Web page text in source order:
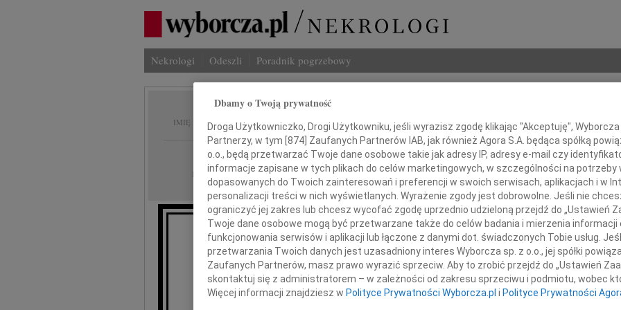
Nekrologi Odeszli Poradnik pogrzebowy
IMIĘ I NAZWISKO: Ryszard Zabrzewski
REGION: cała Polska
DATA EMISJI: 13.01.2010
Dnia 6 stycznia 2010 roku
zmarł kochany Mąż, Ojciec, Dziadek i Zięć
otoczony opieką rodziny i personelu medycznego
INNE
Z
Z
Dbamy o Twoją prywatność
Droga Użytkowniczko, Drogi Użytkowniku, jeśli wyrazisz zgodę klikając "Akceptuję",
Partnerzy, w tym [ 874 ] Zaufanych Partnerów IAB, jak również Agora S.A. będąca spółką
o.o., będą przetwarzać Twoje dane osobowe takie jak adresy IP, adresy e-mail czy
informacje zapisane w tych plikach do celów marketingowych, w szczególności na potrzeby
dopasowanych do Twoich zainteresowań i preferencji w swoich serwisach, aplikacjach i w
personalizacji treści w nich wyświetlanych. Wyrażenie zgody jest dobrowolne. Jeśli nie
ograniczyć jej zakres lub chcesz wycofać zgodę uprzednio udzieloną przejdź do „Ustawień
Twoje dane osobowe mogą być przetwarzane także do celów badania i mierzenia
funkcjonowania serwisów i aplikacji lub łączone z danymi dot. świadczonych Tobie usług.
przetwarzania Twoich danych jest uzasadniony interes Wyborcza sp. z o.o., jej spółki
Zaufanych Partnerów, masz prawo wyrazić sprzeciw. Aby to zrobić przejdź do „Ustawień
skontaktuj się z administratorem – w zależności od zakresu sprzeciwu i podmiotu, wobec
Więcej informacji znajdziesz w Polityce Prywatności Wyborcza.pl i Polityce Prywatności